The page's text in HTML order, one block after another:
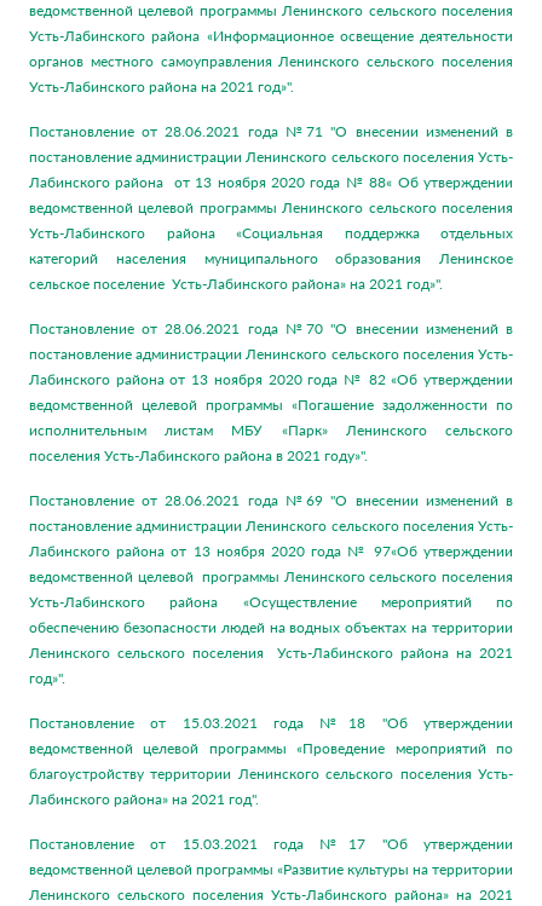
ведомственной целевой программы Ленинского сельского поселения
Усть-Лабинского района «Информационное освещение деятельности
органов местного самоуправления Ленинского сельского поселения
Усть-Лабинского района на 2021 год»".
Постановление от 28.06.2021 года №71 "О внесении изменений в
постановление администрации Ленинского сельского поселения Усть-
Лабинского района от 13 ноября 2020 года № 88« Об утверждении
ведомственной целевой программы Ленинского сельского поселения
Усть-Лабинского района «Социальная поддержка отдельных
категорий населения муниципального образования Ленинское
сельское поселение Усть-Лабинского района» на 2021 год»".
Постановление от 28.06.2021 года №70 "О внесении изменений в
постановление администрации Ленинского сельского поселения Усть-
Лабинского района от 13 ноября 2020 года № 82 «Об утверждении
ведомственной целевой программы «Погашение задолженности по
исполнительным листам МБУ «Парк» Ленинского сельского
поселения Усть-Лабинского района в 2021 году»".
Постановление от 28.06.2021 года №69 "О внесении изменений в
постановление администрации Ленинского сельского поселения Усть-
Лабинского района от 13 ноября 2020 года № 97«Об утверждении
ведомственной целевой программы Ленинского сельского поселения
Усть-Лабинского района «Осуществление мероприятий по
обеспечению безопасности людей на водных объектах на территории
Ленинского сельского поселения Усть-Лабинского района на 2021
год»".
Постановление от 15.03.2021 года №18 "Об утверждении
ведомственной целевой программы «Проведение мероприятий по
благоустройству территории Ленинского сельского поселения Усть-
Лабинского района» на 2021 год".
Постановление от 15.03.2021 года №17 "Об утверждении
ведомственной целевой программы «Развитие культуры на территории
Ленинского сельского поселения Усть-Лабинского района» на 2021